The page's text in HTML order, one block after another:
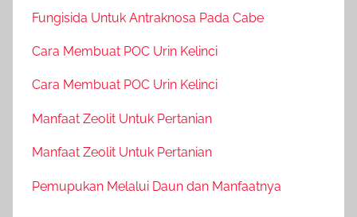
Fungisida Untuk Antraknosa Pada Cabe
Cara Membuat POC Urin Kelinci
Cara Membuat POC Urin Kelinci
Manfaat Zeolit Untuk Pertanian
Manfaat Zeolit Untuk Pertanian
Pemupukan Melalui Daun dan Manfaatnya